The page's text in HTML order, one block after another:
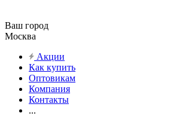
Ваш город
Москва
Акции
Как купить
Оптовикам
Компания
Контакты
...